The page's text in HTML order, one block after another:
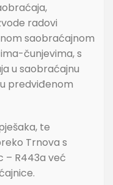
radovi
saobraćajnom
čunjevima, s
u saobraćajnu
predviđenom
te
Trnova s
– R443a već